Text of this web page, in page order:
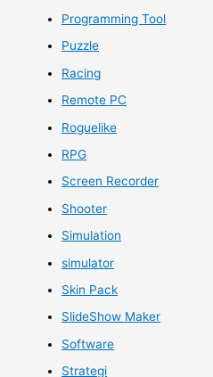
Programming Tool
Puzzle
Racing
Remote PC
Roguelike
RPG
Screen Recorder
Shooter
Simulation
simulator
Skin Pack
SlideShow Maker
Software
Strategi